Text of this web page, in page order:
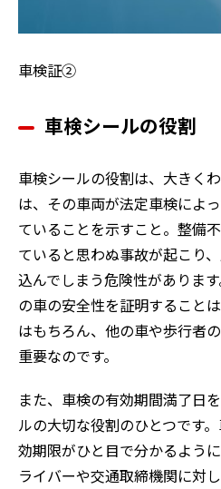
車検証②
車検シールの役割
車検シールの役割は、大きく
は、その車両が法定車検によ
ていることを示すこと。整備
ていると思わぬ事故が起こり
込んでしまう危険性がありま
の車の安全性を証明すること
はもちろん、他の車や歩行者
重要なのです。
また、車検の有効期間満了日
ルの大切な役割のひとつです
効期限がひと目で分かるよう
ライバーや交通取締機関に対